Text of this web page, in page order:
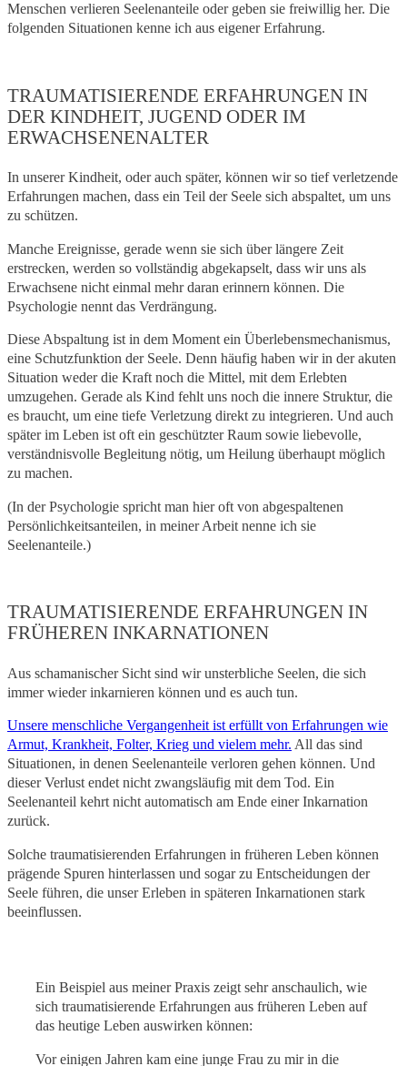
Menschen verlieren Seelenanteile oder geben sie freiwillig her. Die
folgenden Situationen kenne ich aus eigener Erfahrung.
TRAUMATISIERENDE ERFAHRUNGEN IN
DER KINDHEIT, JUGEND ODER IM
ERWACHSENENALTER
In unserer Kindheit, oder auch später, können wir so tief verletzende
Erfahrungen machen, dass ein Teil der Seele sich abspaltet, um uns
zu schützen.
Manche Ereignisse, gerade wenn sie sich über längere Zeit
erstrecken, werden so vollständig abgekapselt, dass wir uns als
Erwachsene nicht einmal mehr daran erinnern können. Die
Psychologie nennt das Verdrängung.
Diese Abspaltung ist in dem Moment ein Überlebensmechanismus,
eine Schutzfunktion der Seele. Denn häufig haben wir in der akuten
Situation weder die Kraft noch die Mittel, mit dem Erlebten
umzugehen. Gerade als Kind fehlt uns noch die innere Struktur, die
es braucht, um eine tiefe Verletzung direkt zu integrieren. Und auch
später im Leben ist oft ein geschützter Raum sowie liebevolle,
verständnisvolle Begleitung nötig, um Heilung überhaupt möglich
zu machen.
(In der Psychologie spricht man hier oft von abgespaltenen
Persönlichkeitsanteilen, in meiner Arbeit nenne ich sie
Seelenanteile.)
TRAUMATISIERENDE ERFAHRUNGEN IN
FRÜHEREN INKARNATIONEN
Aus schamanischer Sicht sind wir unsterbliche Seelen, die sich
immer wieder inkarnieren können und es auch tun.
Unsere menschliche Vergangenheit ist erfüllt von Erfahrungen wie
Armut, Krankheit, Folter, Krieg und vielem mehr. All das sind
Situationen, in denen Seelenanteile verloren gehen können. Und
dieser Verlust endet nicht zwangsläufig mit dem Tod. Ein
Seelenanteil kehrt nicht automatisch am Ende einer Inkarnation
zurück.
Solche traumatisierenden Erfahrungen in früheren Leben können
prägende Spuren hinterlassen und sogar zu Entscheidungen der
Seele führen, die unser Erleben in späteren Inkarnationen stark
beeinflussen.
Ein Beispiel aus meiner Praxis zeigt sehr anschaulich, wie
sich traumatisierende Erfahrungen aus früheren Leben auf
das heutige Leben auswirken können:
Vor einigen Jahren kam eine junge Frau zu mir in die